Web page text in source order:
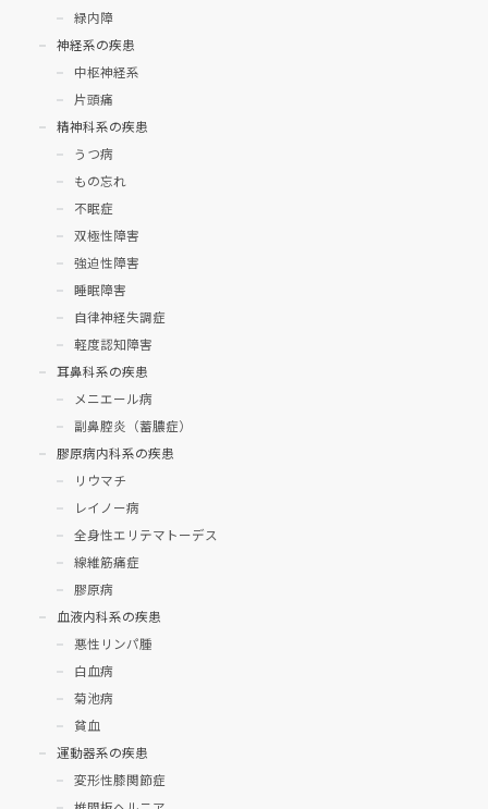
緑内障
神経系の疾患
中枢神経系
片頭痛
精神科系の疾患
うつ病
もの忘れ
不眠症
双極性障害
強迫性障害
睡眠障害
自律神経失調症
軽度認知障害
耳鼻科系の疾患
メニエール病
副鼻腔炎（蓄膿症）
膠原病内科系の疾患
リウマチ
レイノー病
全身性エリテマトーデス
線維筋痛症
膠原病
血液内科系の疾患
悪性リンパ腫
白血病
菊池病
貧血
運動器系の疾患
変形性膝関節症